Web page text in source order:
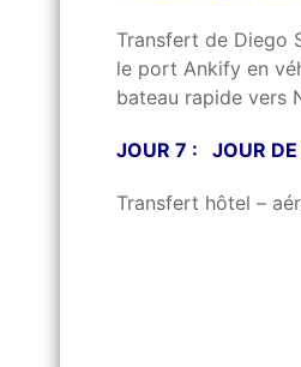
Transfert de Diego
le port Ankify en
bateau rapide vers
JOUR 7 : JOUR DE
Transfert hôtel –